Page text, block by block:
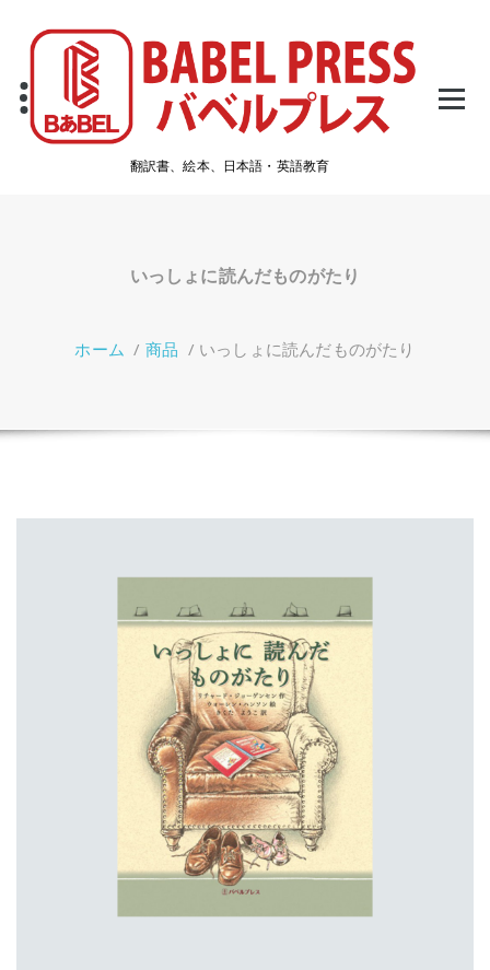
翻訳書、絵本、日本語・英語教育
いっしょに読んだものがたり
ホーム / 商品 / いっしょに読んだものがたり